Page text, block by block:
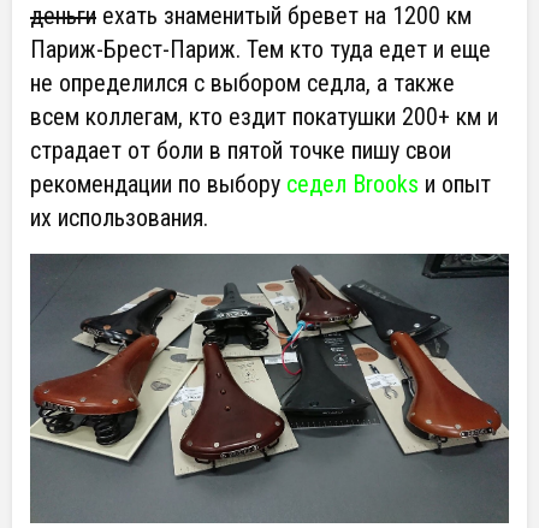
деньги ехать знаменитый бревет на 1200 км
Париж-Брест-Париж. Тем кто туда едет и еще
не определился с выбором седла, а также
всем коллегам, кто ездит покатушки 200+ км и
страдает от боли в пятой точке пишу свои
рекомендации по выбору седел Brooks и опыт
их использования.